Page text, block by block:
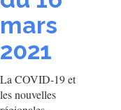
mars
2021
La COVID-19 et
les nouvelles